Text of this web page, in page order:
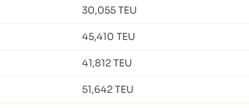
30,055 TEU
45,410 TEU
41,812 TEU
51,642 TEU